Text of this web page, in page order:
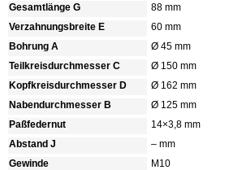
Gesamtlänge G
88 mm
Verzahnungsbreite E
60 mm
Bohrung A
Ø 45 mm
Teilkreisdurchmesser C
Ø 150 mm
Kopfkreisdurchmesser D
Ø 162 mm
Nabendurchmesser B
Ø 125 mm
Paßfedernut
14×3,8 mm
Abstand J
– mm
Gewinde
M10